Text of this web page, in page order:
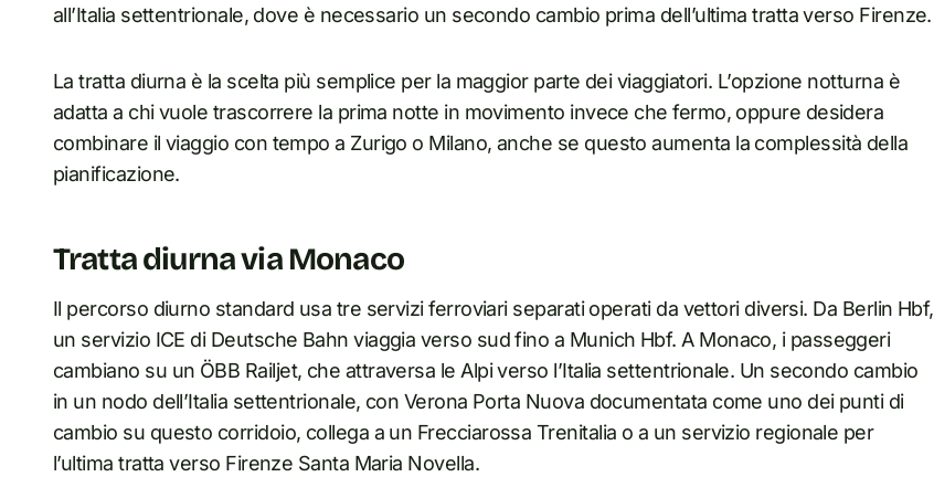
all’Italia settentrionale, dove è necessario un secondo cambio prima dell’ultima tratta verso Firenze.
La tratta diurna è la scelta più semplice per la maggior parte dei viaggiatori. L’opzione notturna è
adatta a chi vuole trascorrere la prima notte in movimento invece che fermo, oppure desidera
combinare il viaggio con tempo a Zurigo o Milano, anche se questo aumenta la complessità della
pianificazione.
Tratta diurna via Monaco
Il percorso diurno standard usa tre servizi ferroviari separati operati da vettori diversi. Da Berlin Hbf,
un servizio ICE di Deutsche Bahn viaggia verso sud fino a Munich Hbf. A Monaco, i passeggeri
cambiano su un ÖBB Railjet, che attraversa le Alpi verso l’Italia settentrionale. Un secondo cambio
in un nodo dell’Italia settentrionale, con Verona Porta Nuova documentata come uno dei punti di
cambio su questo corridoio, collega a un Frecciarossa Trenitalia o a un servizio regionale per
l’ultima tratta verso Firenze Santa Maria Novella.